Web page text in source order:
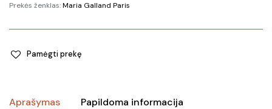
Prekės ženklas:Maria Galland Paris
Pamėgti prekę
Aprašymas Papildoma informacija